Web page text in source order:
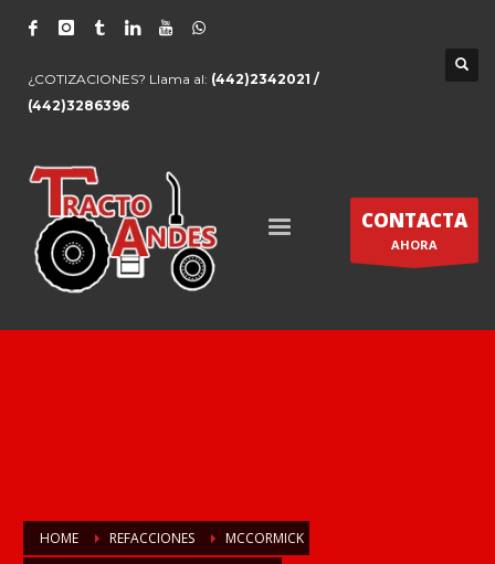
¿COTIZACIONES? Llama al: (442)2342021 /
(442)3286396
CONTACTA
AHORA
HOME REFACCIONES
MCCORMICK